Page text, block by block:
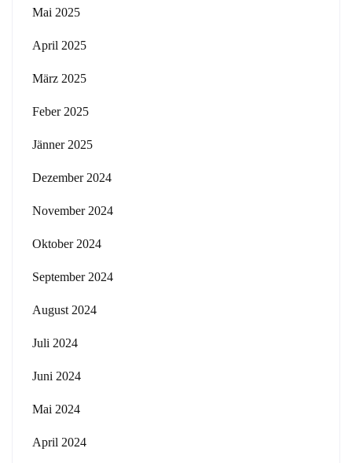
Mai 2025
April 2025
März 2025
Feber 2025
Jänner 2025
Dezember 2024
November 2024
Oktober 2024
September 2024
August 2024
Juli 2024
Juni 2024
Mai 2024
April 2024